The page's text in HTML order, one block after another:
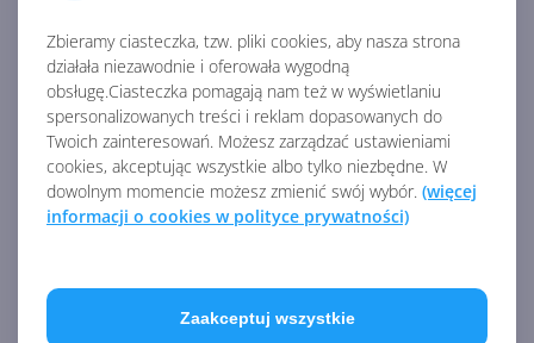
Zbieramy ciasteczka, tzw. pliki cookies, aby nasza strona
działała niezawodnie i oferowała wygodną
obsługę.Ciasteczka pomagają nam też w wyświetlaniu
spersonalizowanych treści i reklam dopasowanych do
Twoich zainteresowań. Możesz zarządzać ustawieniami
cookies, akceptując wszystkie albo tylko niezbędne. W
dowolnym momencie możesz zmienić swój wybór. (więcej
informacji o cookies w polityce prywatności)
Zaakceptuj wszystkie
zaszkodzić innym systemom operacyjnym i
dostawcom usług. Ważne jest zatem, by posiadacze
urządzeń z procesorami Intel sprawdzali dostępność
aktualizacji w Windows Update i je pobierali.
Źródło:
https://portal.msrc.microsoft.com/en-US/security-
AKTUALNOŚCI Z KATEGORII URZĄDZENIA